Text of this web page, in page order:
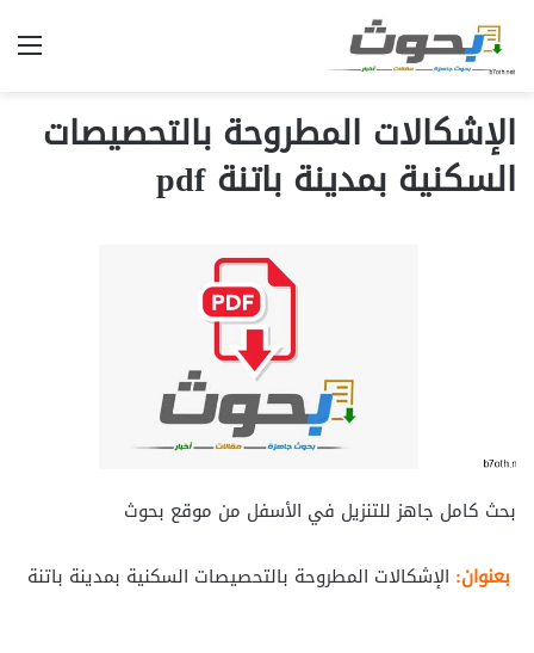
الإشكالات المطروحة بالتحصيصات
السكنية بمدينة باتنة pdf
بحث كامل جاهز للتنزيل في الأسفل من موقع بحوث
بعنوان: الإشكالات المطروحة بالتحصيصات السكنية بمدينة باتنة